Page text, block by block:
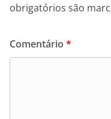
obrigatórios são
Comentário *